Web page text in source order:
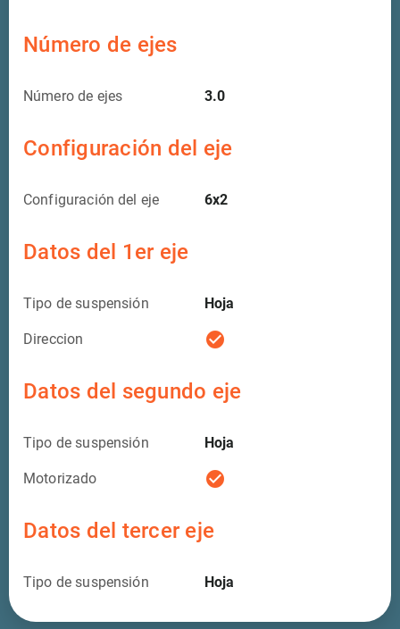
Número de ejes
Número de ejes 3.0
Configuración del eje
Configuración del eje 6x2
Datos del 1er eje
Tipo de suspensión Hoja
Direccion check_circle
Datos del segundo eje
Tipo de suspensión Hoja
Motorizado check_circle
Datos del tercer eje
Tipo de suspensión Hoja